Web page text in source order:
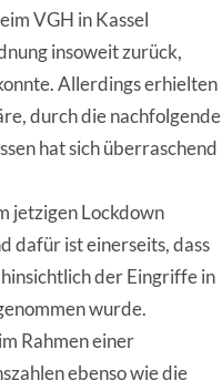
VGH in Kassel
insoweit zurück,
Allerdings erhielten
durch die nachfolgende
hat sich überraschend
jetzigen Lockdown
dafür ist einerseits, dass
der Eingriffe in
wurde.
Rahmen einer
ebenso wie die